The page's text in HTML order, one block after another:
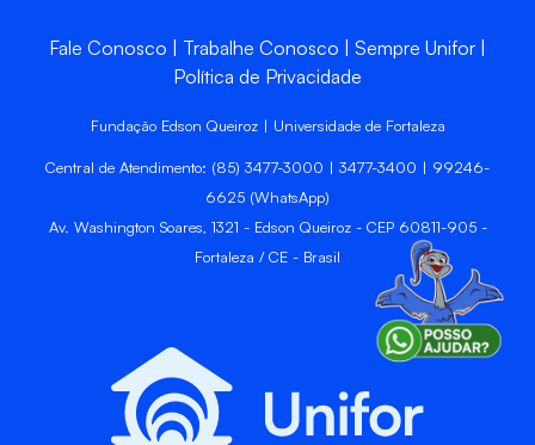
Fale Conosco Trabalhe Conosco
Sempre Unifor
Política de Privacidade
Fundação Edson Queiroz | Universidade de Fortaleza
Central de Atendimento: (85) 3477-3000 | 3477-3400 | 99246-
6625 (WhatsApp)
Av. Washington Soares, 1321 - Edson Queiroz - CEP 60811-905 -
Fortaleza / CE - Brasil